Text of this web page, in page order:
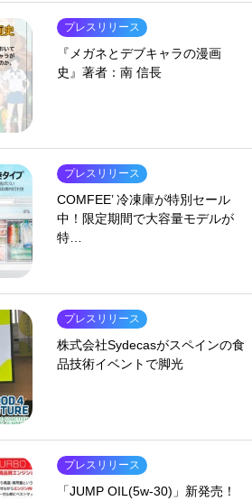
プレスリリース
『メガネとデブキャラの漫画
史』著者：南 信長
プレスリリース
COMFEE’ 冷凍庫が特別セール
中！限定期間で大容量モデルが
特…
プレスリリース
株式会社Sydecasがスペインの食
品技術イベントで脚光
プレスリリース
「JUMP OIL(5w-30)」新発売！